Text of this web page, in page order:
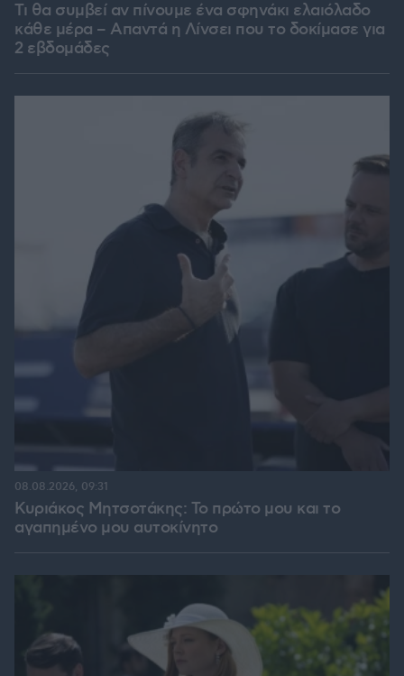
Τι θα συμβεί αν πίνουμε ένα σφηνάκι ελαιόλαδο
κάθε μέρα – Απαντά η Λίνσει που το δοκίμασε για
2 εβδομάδες
Κυριάκος Μητσοτάκης: Το πρώτο μου και το
αγαπημένο μου αυτοκίνητο
08.08.2026, 09:31